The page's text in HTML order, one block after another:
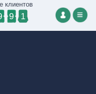
клиентов
9 1